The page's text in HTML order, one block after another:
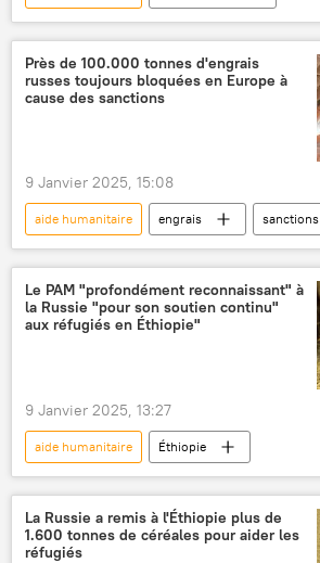
Burkina Faso
Algérie
Près de 100.000 tonnes d'engrais
russes toujours bloquées en Europe à
cause des sanctions
9 Janvier 2025, 15:08
aide humanitaire engrais
sanctions
sécurité alimentaire
Le PAM "profondément reconnaissant" à
la Russie "pour son soutien continu"
aux réfugiés en Éthiopie"
9 Janvier 2025, 13:27
aide humanitaire
Éthiopie
PAM (Programme alimentaire mondial)
Russie
céréales
La Russie a remis à l'Éthiopie plus de
1.600 tonnes de céréales pour aider les
réfugiés